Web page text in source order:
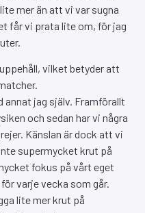
mer än att vi var sugna
får vi prata lite om, för jag
vilket betyder att
annat jag själv. Framförallt
och sedan har vi några
Känslan är dock att vi
supermycket krut på
fokus på vårt eget
varje vecka som går.
lite mer krut på